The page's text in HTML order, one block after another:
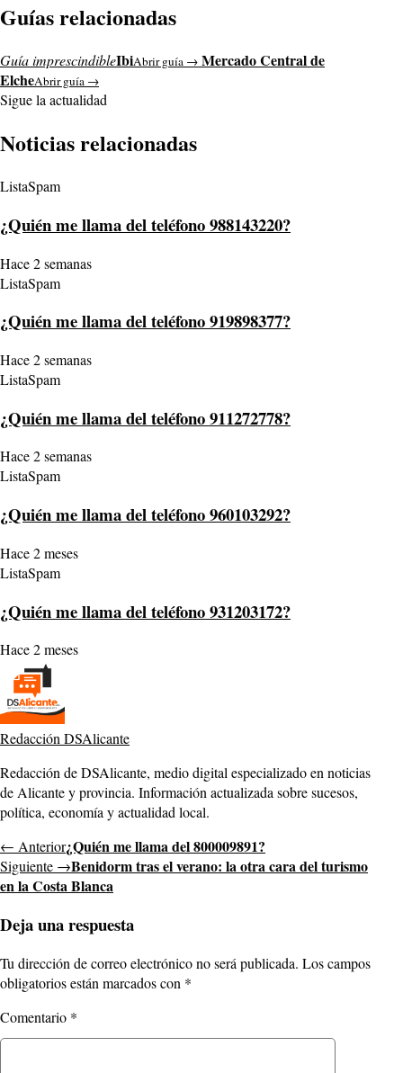
Guías relacionadas
Guía imprescindibleIbiAbrir guía → Mercado Central de
ElcheAbrir guía →
Sigue la actualidad
Noticias relacionadas
ListaSpam
¿Quién me llama del teléfono 988143220?
Hace 2 semanas
ListaSpam
¿Quién me llama del teléfono 919898377?
Hace 2 semanas
ListaSpam
¿Quién me llama del teléfono 911272778?
Hace 2 semanas
ListaSpam
¿Quién me llama del teléfono 960103292?
Hace 2 meses
ListaSpam
¿Quién me llama del teléfono 931203172?
Hace 2 meses
Redacción DSAlicante
Redacción de DSAlicante, medio digital especializado en noticias
de Alicante y provincia. Información actualizada sobre sucesos,
política, economía y actualidad local.
← Anterior¿Quién me llama del 800009891?
Siguiente →Benidorm tras el verano: la otra cara del turismo
en la Costa Blanca
Deja una respuesta
Tu dirección de correo electrónico no será publicada. Los campos
obligatorios están marcados con *
Comentario *